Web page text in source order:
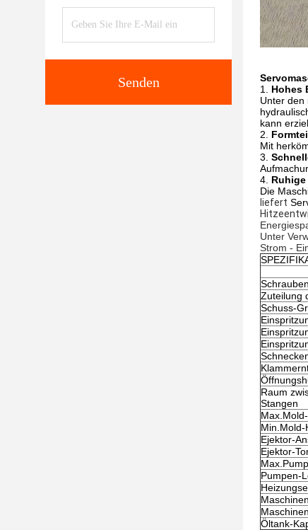
Senden
1. Hohes
Unter den
kann
2.
Mit
3.
4.
Die
liefert
Unter
Strom -
Zuteilung
Schuss-
Raum
Stangen
Min.Mold-
Ejektor-
Ejektor-
Pumpen-
Öltank-